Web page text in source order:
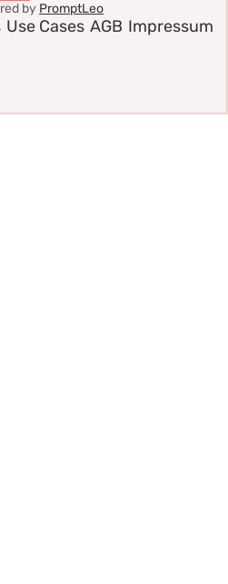
by PromptLeo
Use Cases AGB Impressum